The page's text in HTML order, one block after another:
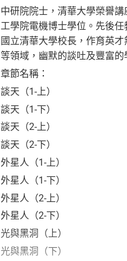
中研院院士，清華大學榮譽
工學院電機博士學位。先後
國立清華大學校長，作育英
等領域，幽默的談吐及豐富
章節名稱：
談天（1-上）
談天（1-下）
談天（2-上）
談天（2-下）
外星人（1-上）
外星人（1-下）
外星人（2-上）
外星人（2-下）
光與黑洞（上）
光與黑洞（下）